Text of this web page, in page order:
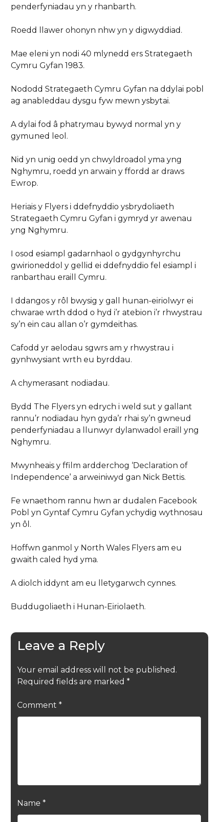
penderfyniadau yn y rhanbarth.
Roedd llawer ohonyn nhw yn y digwyddiad.
Mae eleni yn nodi 40 mlynedd ers Strategaeth
Cymru Gyfan 1983.
Nododd Strategaeth Cymru Gyfan na ddylai pobl
ag anableddau dysgu fyw mewn ysbytai.
A dylai fod â phatrymau bywyd normal yn y
gymuned leol.
Nid yn unig oedd yn chwyldroadol yma yng
Nghymru, roedd yn arwain y ffordd ar draws
Ewrop.
Heriais y Flyers i ddefnyddio ysbrydoliaeth
Strategaeth Cymru Gyfan i gymryd yr awenau
yng Nghymru.
I osod esiampl gadarnhaol o gydgynhyrchu
gwirioneddol y gellid ei ddefnyddio fel esiampl i
ranbarthau eraill Cymru.
I ddangos y rôl bwysig y gall hunan-eiriolwyr ei
chwarae wrth ddod o hyd i’r atebion i’r rhwystrau
sy’n ein cau allan o’r gymdeithas.
Cafodd yr aelodau sgwrs am y rhwystrau i
gynhwysiant wrth eu byrddau.
A chymerasant nodiadau.
Bydd The Flyers yn edrych i weld sut y gallant
rannu’r nodiadau hyn gyda’r rhai sy’n gwneud
penderfyniadau a llunwyr dylanwadol eraill yng
Nghymru.
Mwynheais y ffilm ardderchog ‘Declaration of
Independence’ a arweiniwyd gan Nick Bettis.
Fe wnaethom rannu hwn ar dudalen Facebook
Pobl yn Gyntaf Cymru Gyfan ychydig wythnosau
yn ôl.
Hoffwn ganmol y North Wales Flyers am eu
gwaith caled hyd yma.
A diolch iddynt am eu lletygarwch cynnes.
Buddugoliaeth i Hunan-Eiriolaeth.
Leave a Reply
Your email address will not be published.
Required fields are marked *
Comment *
Name *